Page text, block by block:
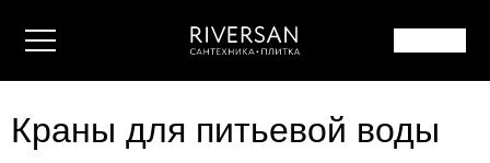
Краны для питьевой воды